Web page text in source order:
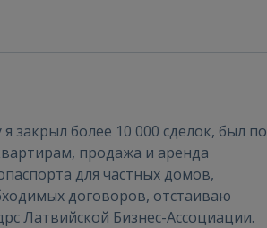
более 10 000 сделок, был по
продажа и аренда
для частных домов,
договоров, отстаиваю
Латвийской Бизнес-Ассоциации.